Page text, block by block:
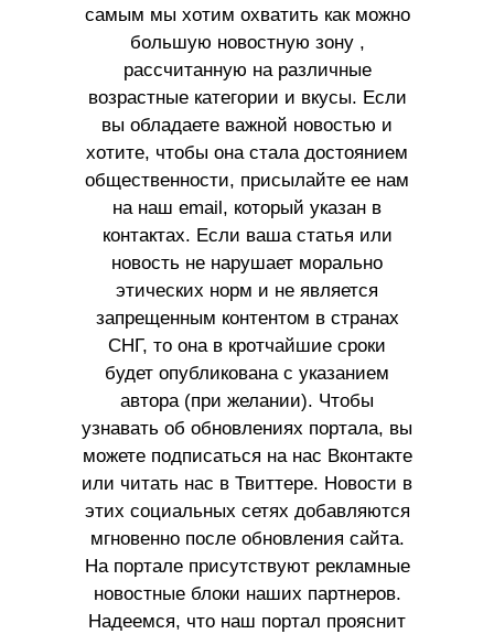
самым мы хотим охватить как можно
большую новостную зону ,
рассчитанную на различные
возрастные категории и вкусы. Если
вы обладаете важной новостью и
хотите, чтобы она стала достоянием
общественности, присылайте ее нам
на наш email, который указан в
контактах. Если ваша статья или
новость не нарушает морально
этических норм и не является
запрещенным контентом в странах
СНГ, то она в кротчайшие сроки
будет опубликована с указанием
автора (при желании). Чтобы
узнавать об обновлениях портала, вы
можете подписаться на нас Вконтакте
или читать нас в Твиттере. Новости в
этих социальных сетях добавляются
мгновенно после обновления сайта.
На портале присутствуют рекламные
новостные блоки наших партнеров.
Надеемся, что наш портал прояснит